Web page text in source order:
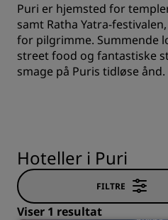
Puri er hjemsted for
samt Ratha Yatra-
for pilgrimme. Summende
street food og fantastiske
smage på Puris tidløse ånd.
Hoteller i Puri
FILTRE
Viser 1 resultat